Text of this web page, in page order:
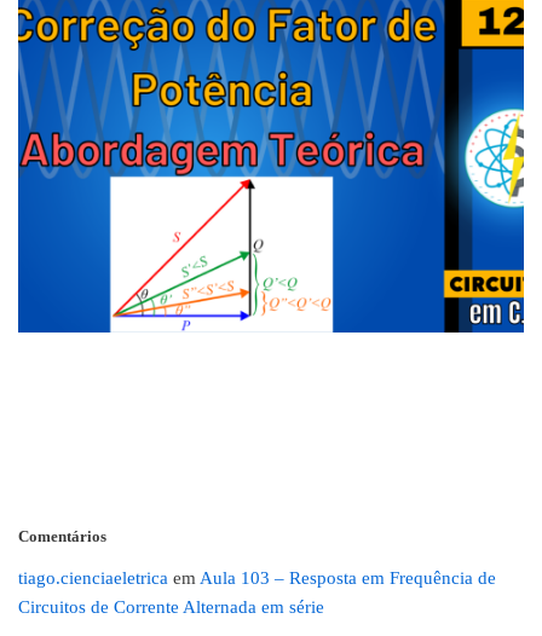
Comentários
tiago.cienciaeletrica em Aula 103 – Resposta em Frequência de
Circuitos de Corrente Alternada em série